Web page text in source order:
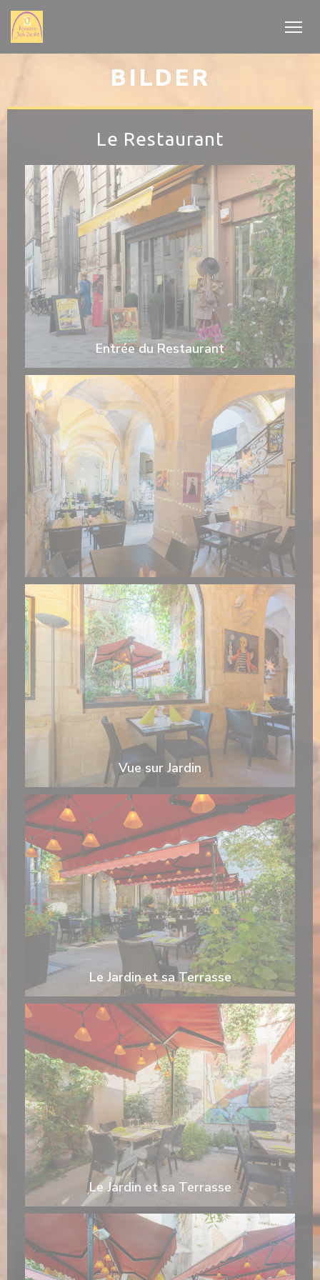
Panel for informasjonskapsler
BILDER
Le Restaurant
Entrée du Restaurant
Vue sur Jardin
Le Jardin et sa Terrasse
Le Jardin et sa Terrasse